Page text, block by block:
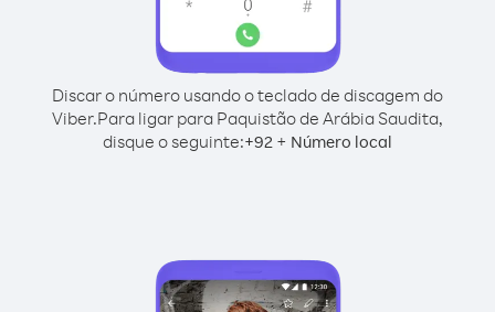
Discar o número usando o teclado de discagem do
Viber.Para ligar para Paquistão de Arábia Saudita,
disque o seguinte:+92 + Número local